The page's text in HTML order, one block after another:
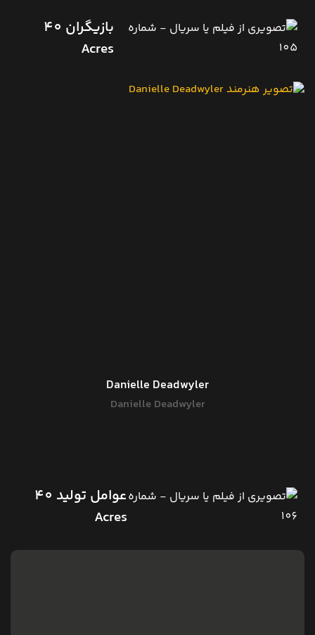
بازیگران 40
Acres
Danielle Deadwyler
Danielle Deadwyler
عوامل تولید 40
Acres